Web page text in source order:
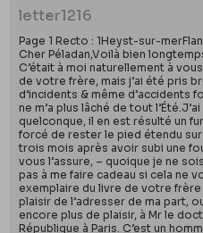
letter1216
Page 1 Recto : 1Heyst-sur-
Cher Péladan,Voilà bien
C’était à moi naturellement à
de votre frère, mais j’ai été pris
d’incidents & même d’accidents
ne m’a plus lâché de tout
quelconque, il en est résulté un
forcé de rester le pied étendu
trois mois après avoir subi une
vous l’assure, – quoique je ne
pas à me faire cadeau si cela ne
exemplaire du livre de votre frère
plaisir de l’adresser de ma part,
encore plus de plaisir, à Mr le
République à Paris. C’est un